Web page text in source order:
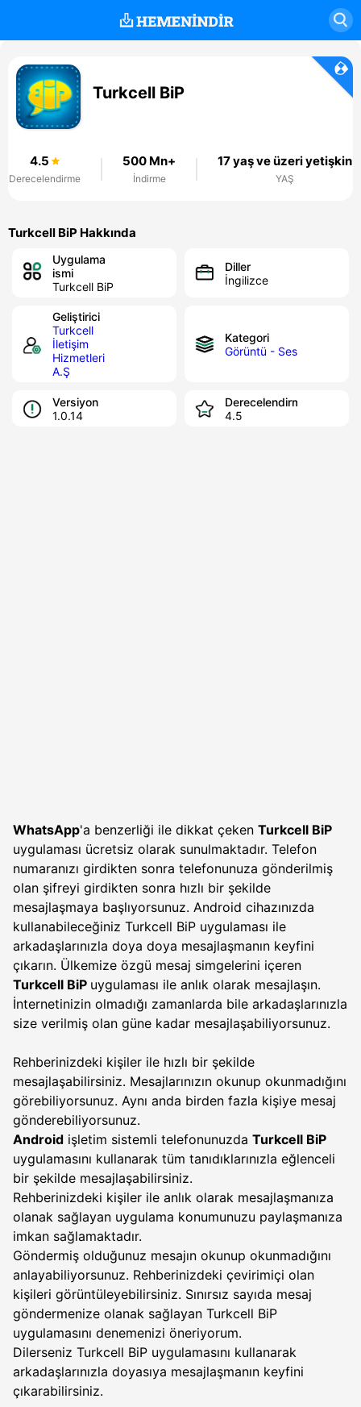
Turkcell BiP
4.5
Derecelendirme
500 Mn+
İndirme
17 yaş ve üzeri yetişkin
YAŞ
Turkcell BiP Hakkında
Uygulama
ismi
Turkcell BiP
Diller
İngilizce
Geliştirici
Turkcell
İletişim
Hizmetleri
A.Ş
Kategori
Görüntü - Ses
Versiyon
1.0.14
Derecelendirme
4.5
WhatsApp'a benzerliği ile dikkat çeken Turkcell BiP
uygulaması ücretsiz olarak sunulmaktadır. Telefon
numaranızı girdikten sonra telefonunuza gönderilmiş
olan şifreyi girdikten sonra hızlı bir şekilde
mesajlaşmaya başlıyorsunuz. Android cihazınızda
kullanabileceğiniz Turkcell BiP uygulaması ile
arkadaşlarınızla doya doya mesajlaşmanın keyfini
çıkarın. Ülkemize özgü mesaj simgelerini içeren
Turkcell BiP uygulaması ile anlık olarak mesajlaşın.
İnternetinizin olmadığı zamanlarda bile arkadaşlarınızla
size verilmiş olan güne kadar mesajlaşabiliyorsunuz.
Rehberinizdeki kişiler ile hızlı bir şekilde
mesajlaşabilirsiniz. Mesajlarınızın okunup okunmadığını
görebiliyorsunuz. Aynı anda birden fazla kişiye mesaj
gönderebiliyorsunuz.
Android işletim sistemli telefonunuzda Turkcell BiP
uygulamasını kullanarak tüm tanıdıklarınızla eğlenceli
bir şekilde mesajlaşabilirsiniz.
Rehberinizdeki kişiler ile anlık olarak mesajlaşmanıza
olanak sağlayan uygulama konumunuzu paylaşmanıza
imkan sağlamaktadır.
Göndermiş olduğunuz mesajın okunup okunmadığını
anlayabiliyorsunuz. Rehberinizdeki çevirimiçi olan
kişileri görüntüleyebilirsiniz. Sınırsız sayıda mesaj
göndermenize olanak sağlayan Turkcell BiP
uygulamasını denemenizi öneriyorum.
Dilerseniz Turkcell BiP uygulamasını kullanarak
arkadaşlarınızla doyasıya mesajlaşmanın keyfini
çıkarabilirsiniz.